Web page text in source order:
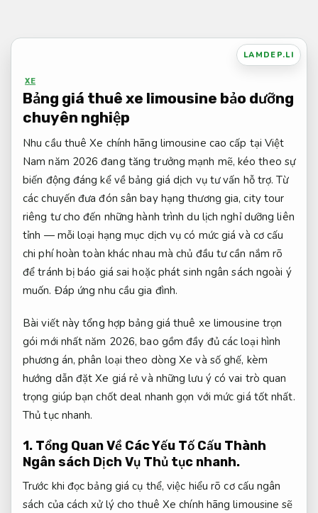
nội
LAMDEP.LI
XE
Bảng giá thuê xe limousine bảo dưỡng
chuyên nghiệp
Nhu cầu thuê Xe chính hãng limousine cao cấp tại Việt
Nam năm 2026 đang tăng trưởng mạnh mẽ, kéo theo sự
biến động đáng kể về bảng giá dịch vụ tư vấn hỗ trợ. Từ
các chuyến đưa đón sân bay hạng thương gia, city tour
riêng tư cho đến những hành trình du lịch nghỉ dưỡng liên
tỉnh — mỗi loại hạng mục dịch vụ có mức giá và cơ cấu
chi phí hoàn toàn khác nhau mà chủ đầu tư cần nắm rõ
để tránh bị báo giá sai hoặc phát sinh ngân sách ngoài ý
muốn. Đáp ứng nhu cầu gia đình.
Bài viết này tổng hợp bảng giá thuê xe limousine trọn
gói mới nhất năm 2026, bao gồm đầy đủ các loại hình
phương án, phân loại theo dòng Xe và số ghế, kèm
hướng dẫn đặt Xe giá rẻ và những lưu ý có vai trò quan
trọng giúp bạn chốt deal nhanh gọn với mức giá tốt nhất.
Thủ tục nhanh.
1. Tổng Quan Về Các Yếu Tố Cấu Thành
Ngân sách Dịch Vụ Thủ tục nhanh.
Trước khi đọc bảng giá cụ thể, việc hiểu rõ cơ cấu ngân
sách của cách xử lý cho thuê Xe chính hãng limousine sẽ